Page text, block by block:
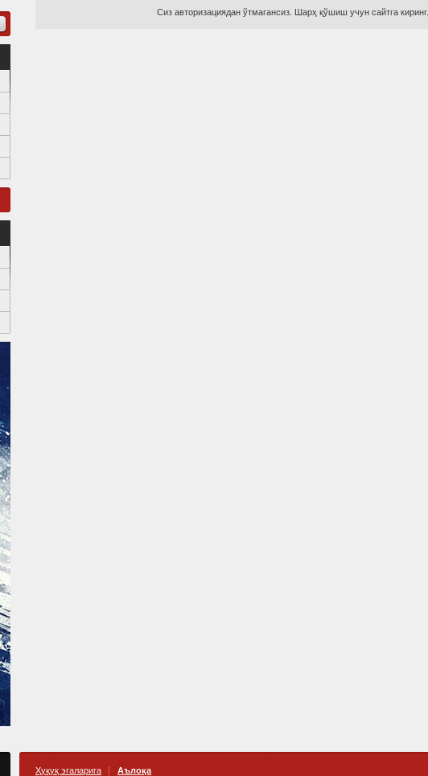
Сиз авторизациядан ўтмагансиз. Шарҳ қўшиш учун сайтга киринг.
Ҳуқуқ эгаларига Аълоқа